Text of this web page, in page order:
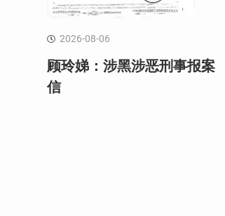
2026-08-06
顾玲娣：涉黑涉恶刑事报案
信